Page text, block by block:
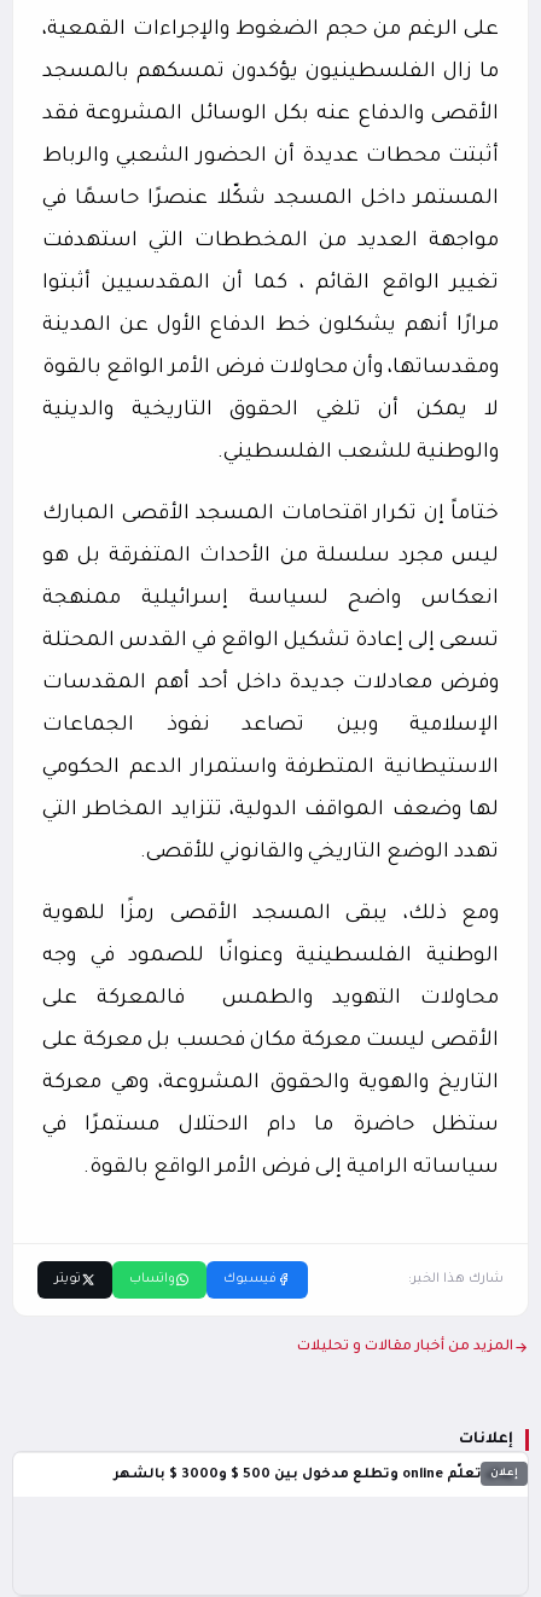
إعلانات
إعلان
بدك تعلّم online وتطلع مدخول بين 500 $ و3000 $ بالشهر
على الرغم من حجم الضغوط والإجراءات القمعية،
ما زال الفلسطينيون يؤكدون تمسكهم بالمسجد
الأقصى والدفاع عنه بكل الوسائل المشروعة فقد
أثبتت محطات عديدة أن الحضور الشعبي والرباط
المستمر داخل المسجد شكّلا عنصرًا حاسمًا في
مواجهة العديد من المخططات التي استهدفت
تغيير الواقع القائم ، كما أن المقدسيين أثبتوا
مرارًا أنهم يشكلون خط الدفاع الأول عن المدينة
ومقدساتها، وأن محاولات فرض الأمر الواقع بالقوة
لا يمكن أن تلغي الحقوق التاريخية والدينية
والوطنية للشعب الفلسطيني.
ختاماً إن تكرار اقتحامات المسجد الأقصى المبارك
ليس مجرد سلسلة من الأحداث المتفرقة بل هو
انعكاس واضح لسياسة إسرائيلية ممنهجة
تسعى إلى إعادة تشكيل الواقع في القدس المحتلة
وفرض معادلات جديدة داخل أحد أهم المقدسات
الإسلامية وبين تصاعد نفوذ الجماعات
الاستيطانية المتطرفة واستمرار الدعم الحكومي
لها وضعف المواقف الدولية، تتزايد المخاطر التي
تهدد الوضع التاريخي والقانوني للأقصى.
ومع ذلك، يبقى المسجد الأقصى رمزًا للهوية
الوطنية الفلسطينية وعنوانًا للصمود في وجه
محاولات التهويد والطمس
فالمعركة على
الأقصى ليست معركة مكان فحسب بل معركة على
التاريخ والهوية والحقوق المشروعة، وهي معركة
ستظل حاضرة ما دام الاحتلال مستمرًا في
سياساته الرامية إلى فرض الأمر الواقع بالقوة.
شارك هذا الخبر: فيسبوك واتساب تويتر
المزيد من أخبار مقالات و تحليلات